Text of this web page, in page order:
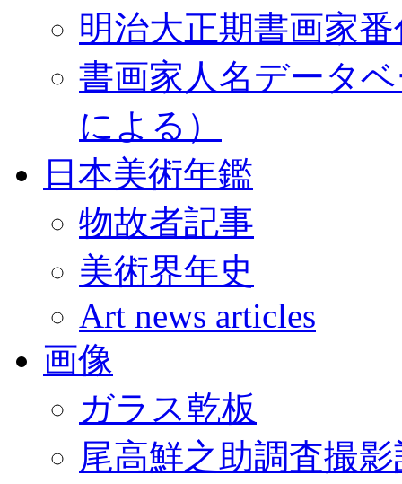
明治大正期書画家
書画家人名データ
による）
日本美術年鑑
物故者記事
美術界年史
Art news articles
画像
ガラス乾板
尾高鮮之助調査撮